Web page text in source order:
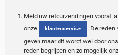
Meld uw retourzendingen vooraf
onze
klantenservice
. De reden
geven maar dit wordt wel door
reden begrijpen en zo mogelijk